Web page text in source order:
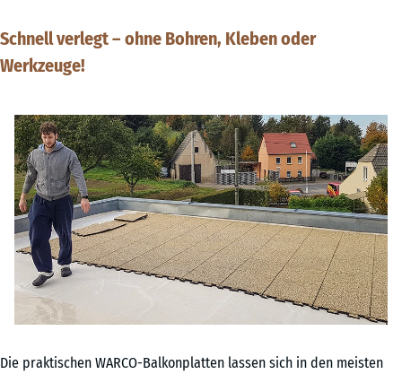
Schnell verlegt – ohne Bohren, Kleben oder
Werkzeuge!
Die praktischen WARCO-Balkonplatten lassen sich in den meisten